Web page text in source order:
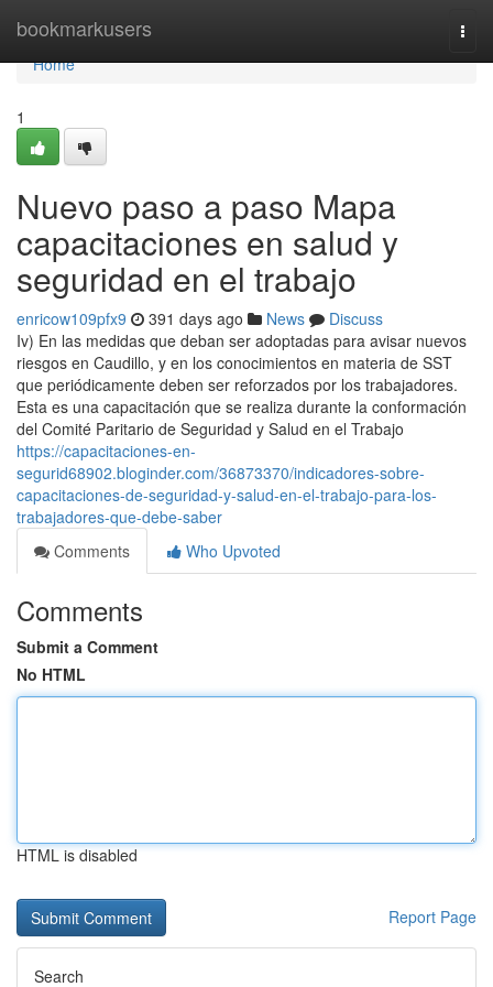
bookmarkusers
Home
Home
1
Nuevo paso a paso Mapa
capacitaciones en salud y
seguridad en el trabajo
enricow109pfx9 391 days ago News
Discuss
Iv) En las medidas que deban ser adoptadas para avisar nuevos
riesgos en Caudillo, y en los conocimientos en materia de SST
que periódicamente deben ser reforzados por los trabajadores.
Esta es una capacitación que se realiza durante la conformación
del Comité Paritario de Seguridad y Salud en el Trabajo
https://capacitaciones-en-
segurid68902.bloginder.com/36873370/indicadores-sobre-
capacitaciones-de-seguridad-y-salud-en-el-trabajo-para-los-
trabajadores-que-debe-saber
Comments
Who Upvoted
Comments
Submit a Comment
No HTML
HTML is disabled
Report Page
Search